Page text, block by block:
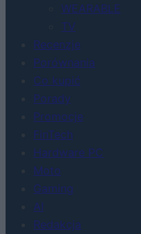
WEARABLE
TV
Recenzje
Porównania
Co kupić
Porady
Promocje
FinTech
Hardware PC
Moto
Gaming
AI
Redakcja